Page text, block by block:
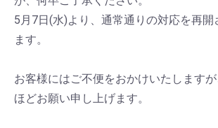
5月7日(水)より、通常通りの対応を再開
ます。
お客様にはご不便をおかけいたします
ほどお願い申し上げます。